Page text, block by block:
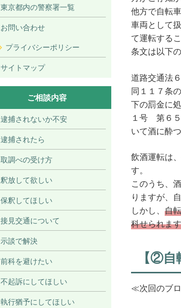
他方で自転
車両として
て運転する
条文は以下
道路交通法
同１１７条
下の罰金に処
１号 第６５
いて酒に酔
飲酒運転は
す。
このうち、
りますが、
しかし、 自
科せられま
【②自
≪次回のブ
東京都内の警察署一覧
お問い合わせ
プライバシーポリシー
サイトマップ
ご相談内容
逮捕されないか不安
逮捕されたら
取調べの受け方
釈放して欲しい
保釈してほしい
接見交通について
示談で解決
前科を避けたい
不起訴にしてほしい
執行猶予にしてほしい